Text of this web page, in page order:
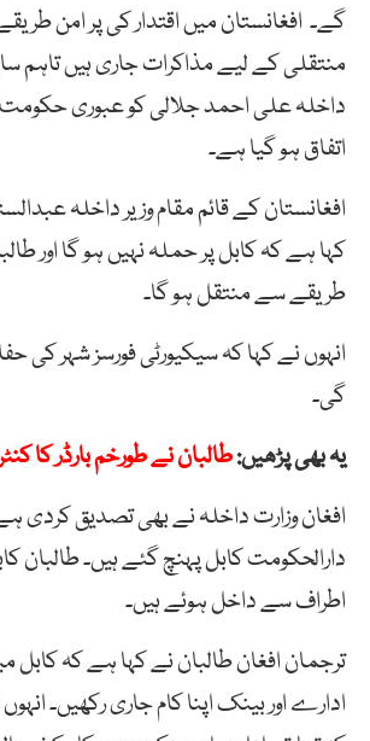
گے۔ افغانستان میں اقتدار کی پر امن
منتقلی کے لیے مذاکرات جاری ہیں تاہم
داخلہ علی احمد جلالی کو عبوری حکومت
اتفاق ہو گیا ہے۔
افغانستان کے قائم مقام وزیر داخلہ
کہا ہے کہ کابل پر حملہ نہیں ہو گا اور
طریقے سے منتقل ہو گا۔
انہوں نے کہا کہ سیکیورٹی فورسز شہر کی
گی۔
یہ بھی پڑھیں:طالبان نے طورخم بارڈر کا
افغان وزارت داخلہ نے بھی تصدیق کردی
دارالحکومت کابل پہنچ گئے ہیں۔ طالبان
اطراف سے داخل ہوئے ہیں۔
ترجمان افغان طالبان نے کہا ہے کہ کابل
ادارے اور بینک اپنا کام جاری رکھیں۔